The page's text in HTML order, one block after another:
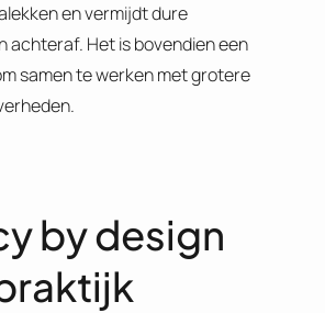
en vermijdt dure
achteraf. Het is bovendien een
samen te werken met grotere
by design